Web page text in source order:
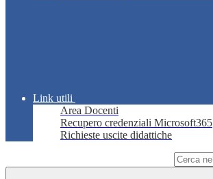
Link utili
Area Docenti
Recupero credenziali Microsoft365
Richieste uscite didattiche